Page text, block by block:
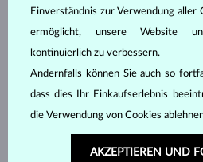
Schmuck. Dieser Schmuck wird von
weitergegeben. Alte Schmuckstücke
Charme – von Art déco über
ihrer Seltenheit, ihrem Zustand und
Herkunft. Wenn Sie solche Stücke in
finden, können sie zu einem
Gleichzeitig können Sie mit dem
Schmuck mit farbigen Edelsteinen
Einverständnis zur Verwendung aller
ermöglicht, unsere Website
kontinuierlich zu verbessern.
Andernfalls können Sie auch so
dass dies Ihr Einkaufserlebnis
die Verwendung von Cookies
AKZEPTIEREN UND